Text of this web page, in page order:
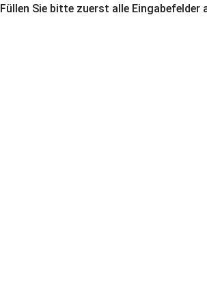
Füllen Sie bitte zuerst alle Eingabefelder